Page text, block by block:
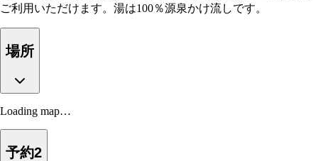
ご利用いただけます。湯は100％源泉かけ流しです。
場所
Loading map…
予約2